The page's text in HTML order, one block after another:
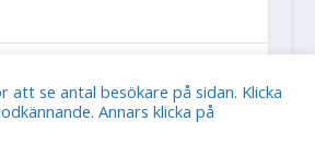
att se antal besökare på sidan. Klicka
Annars klicka på